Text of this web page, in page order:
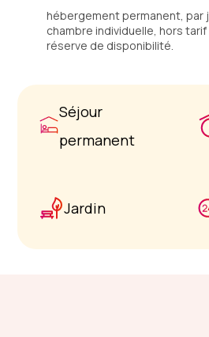
hébergement permanent, par
chambre individuelle, hors
réserve de disponibilité.
Séjour
permanent
Jardin